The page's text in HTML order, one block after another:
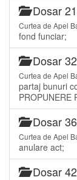
Dosar
Curtea de Apel
fond funciar;
Dosar
Curtea de Apel
partaj bunuri
PROPUNERE
Dosar
Curtea de Apel
anulare act;
Dosar